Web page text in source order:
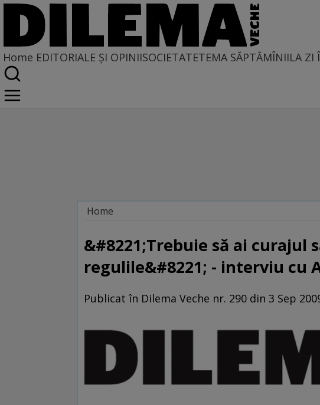
Home EDITORIALE ȘI OPINIISOCIETATETEMA SĂPTĂMÎNIILA ZI
Home
&#8221;Trebuie să ai curajul
regulile&#8221; - interviu cu
Publicat în Dilema Veche nr. 290 din 3 Sep